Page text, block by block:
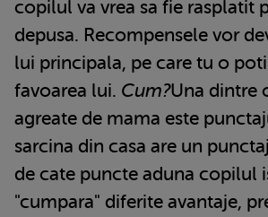
copilul va vrea sa fie rasplatit
depusa. Recompensele vor
lui principala, pe care tu o
favoarea lui. Cum?Una dintre
agreate de mama este
sarcina din casa are un
de cate puncte aduna copilul
"cumpara" diferite avantaje,